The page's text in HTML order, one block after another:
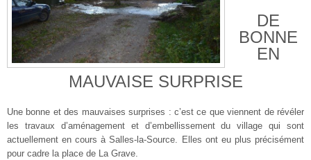
DE
BONNE
EN
MAUVAISE SURPRISE
Une bonne et des mauvaises surprises : c’est ce que viennent de révéler
les travaux d’aménagement et d’embellissement du village qui sont
actuellement en cours à Salles-la-Source. Elles ont eu plus précisément
pour cadre la place de La Grave.